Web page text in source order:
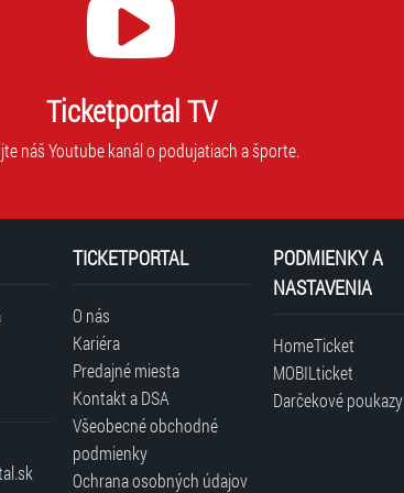
Ticketportal TV
náš Youtube kanál o podujatiach a športe.
TICKETPORTAL
O nás
Kariéra
Predajné miesta
Kontakt a DSA
Všeobecné obchodné
podmienky
Ochrana osobných údajov
PODMIENKY A
NASTAVENIA
HomeTicket
MOBILticket
Darčekové poukazy